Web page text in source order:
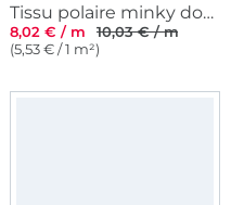
Tissu polaire minky doux à pois, jaune miel
8,02 € / m
10,03 € / m
(5,53 € / 1 m²)